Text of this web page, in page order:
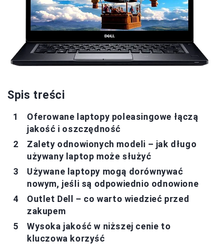
Spis treści
Oferowane laptopy poleasingowe łączą
jakość i oszczędność
Zalety odnowionych modeli – jak długo
używany laptop może służyć
Używane laptopy mogą dorównywać
nowym, jeśli są odpowiednio odnowione
Outlet Dell – co warto wiedzieć przed
zakupem
Wysoka jakość w niższej cenie to
kluczowa korzyść